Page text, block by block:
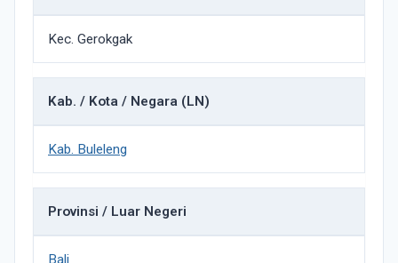
Kec. Gerokgak
Kab. / Kota / Negara (LN)
Kab. Buleleng
Provinsi / Luar Negeri
Bali